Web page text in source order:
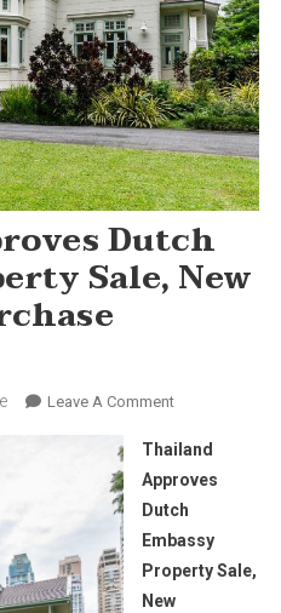
Dutch
Sale, New
Leave A CommentOn
Approves
Dutch
Embassy
Property
Sale,
New
Thailand
Approves
Dutch
Embassy
Property Sale,
New